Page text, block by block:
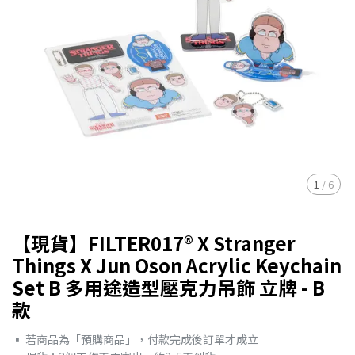
1 / 6
【現貨】FILTER017® X Stranger
Things X Jun Oson Acrylic Keychain
Set B 多用途造型壓克力吊飾 立牌 - B
款
▪︎ 若商品為「預購商品」，付款完成後訂單才成立